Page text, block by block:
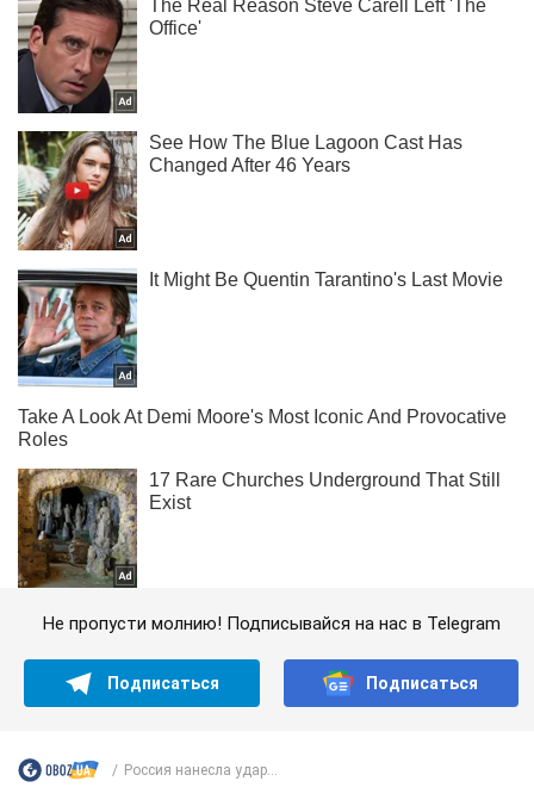
Не пропусти молнию! Подписывайся на нас в Telegram
Подписаться Подписаться
Россия нанесла удар...